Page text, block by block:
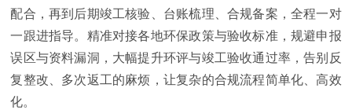
配合，再到后期竣工核验、台账梳理、合规备案，全程一对
一跟进指导。精准对接各地环保政策与验收标准，规避申报
误区与资料漏洞，大幅提升环评与竣工验收通过率，告别反
复整改、多次返工的麻烦，让复杂的合规流程简单化、高效
化。